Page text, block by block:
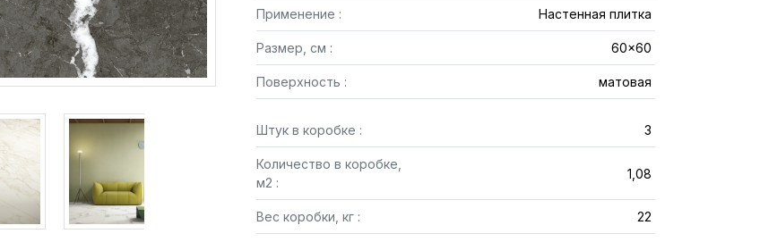
Применение : Настенная плитка
Размер, см : 60x60
Поверхность : матовая
Штук в коробке : 3
Количество в коробке,
м2 :
1,08
Вес коробки, кг : 22